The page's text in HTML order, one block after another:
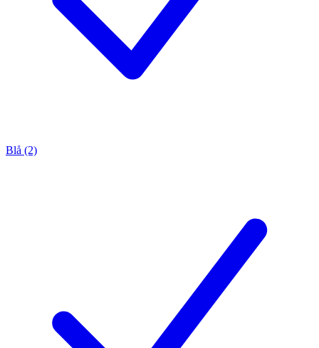
Blå (2)